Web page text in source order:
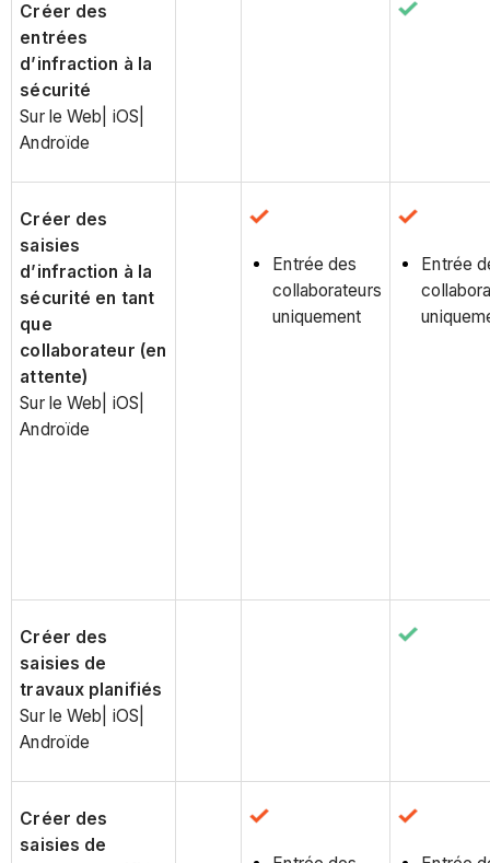
Créer des
entrées
d’infraction à la
sécurité
Sur le Web| iOS|
Androïde
Créer des
saisies
d’infraction à la
sécurité en tant
que
collaborateur (en
attente)
Sur le Web| iOS|
Androïde
Entrée des
collaborateurs
uniquement
Entrée
Créer des
saisies de
travaux planifiés
Sur le Web| iOS|
Androïde
Créer des
saisies de